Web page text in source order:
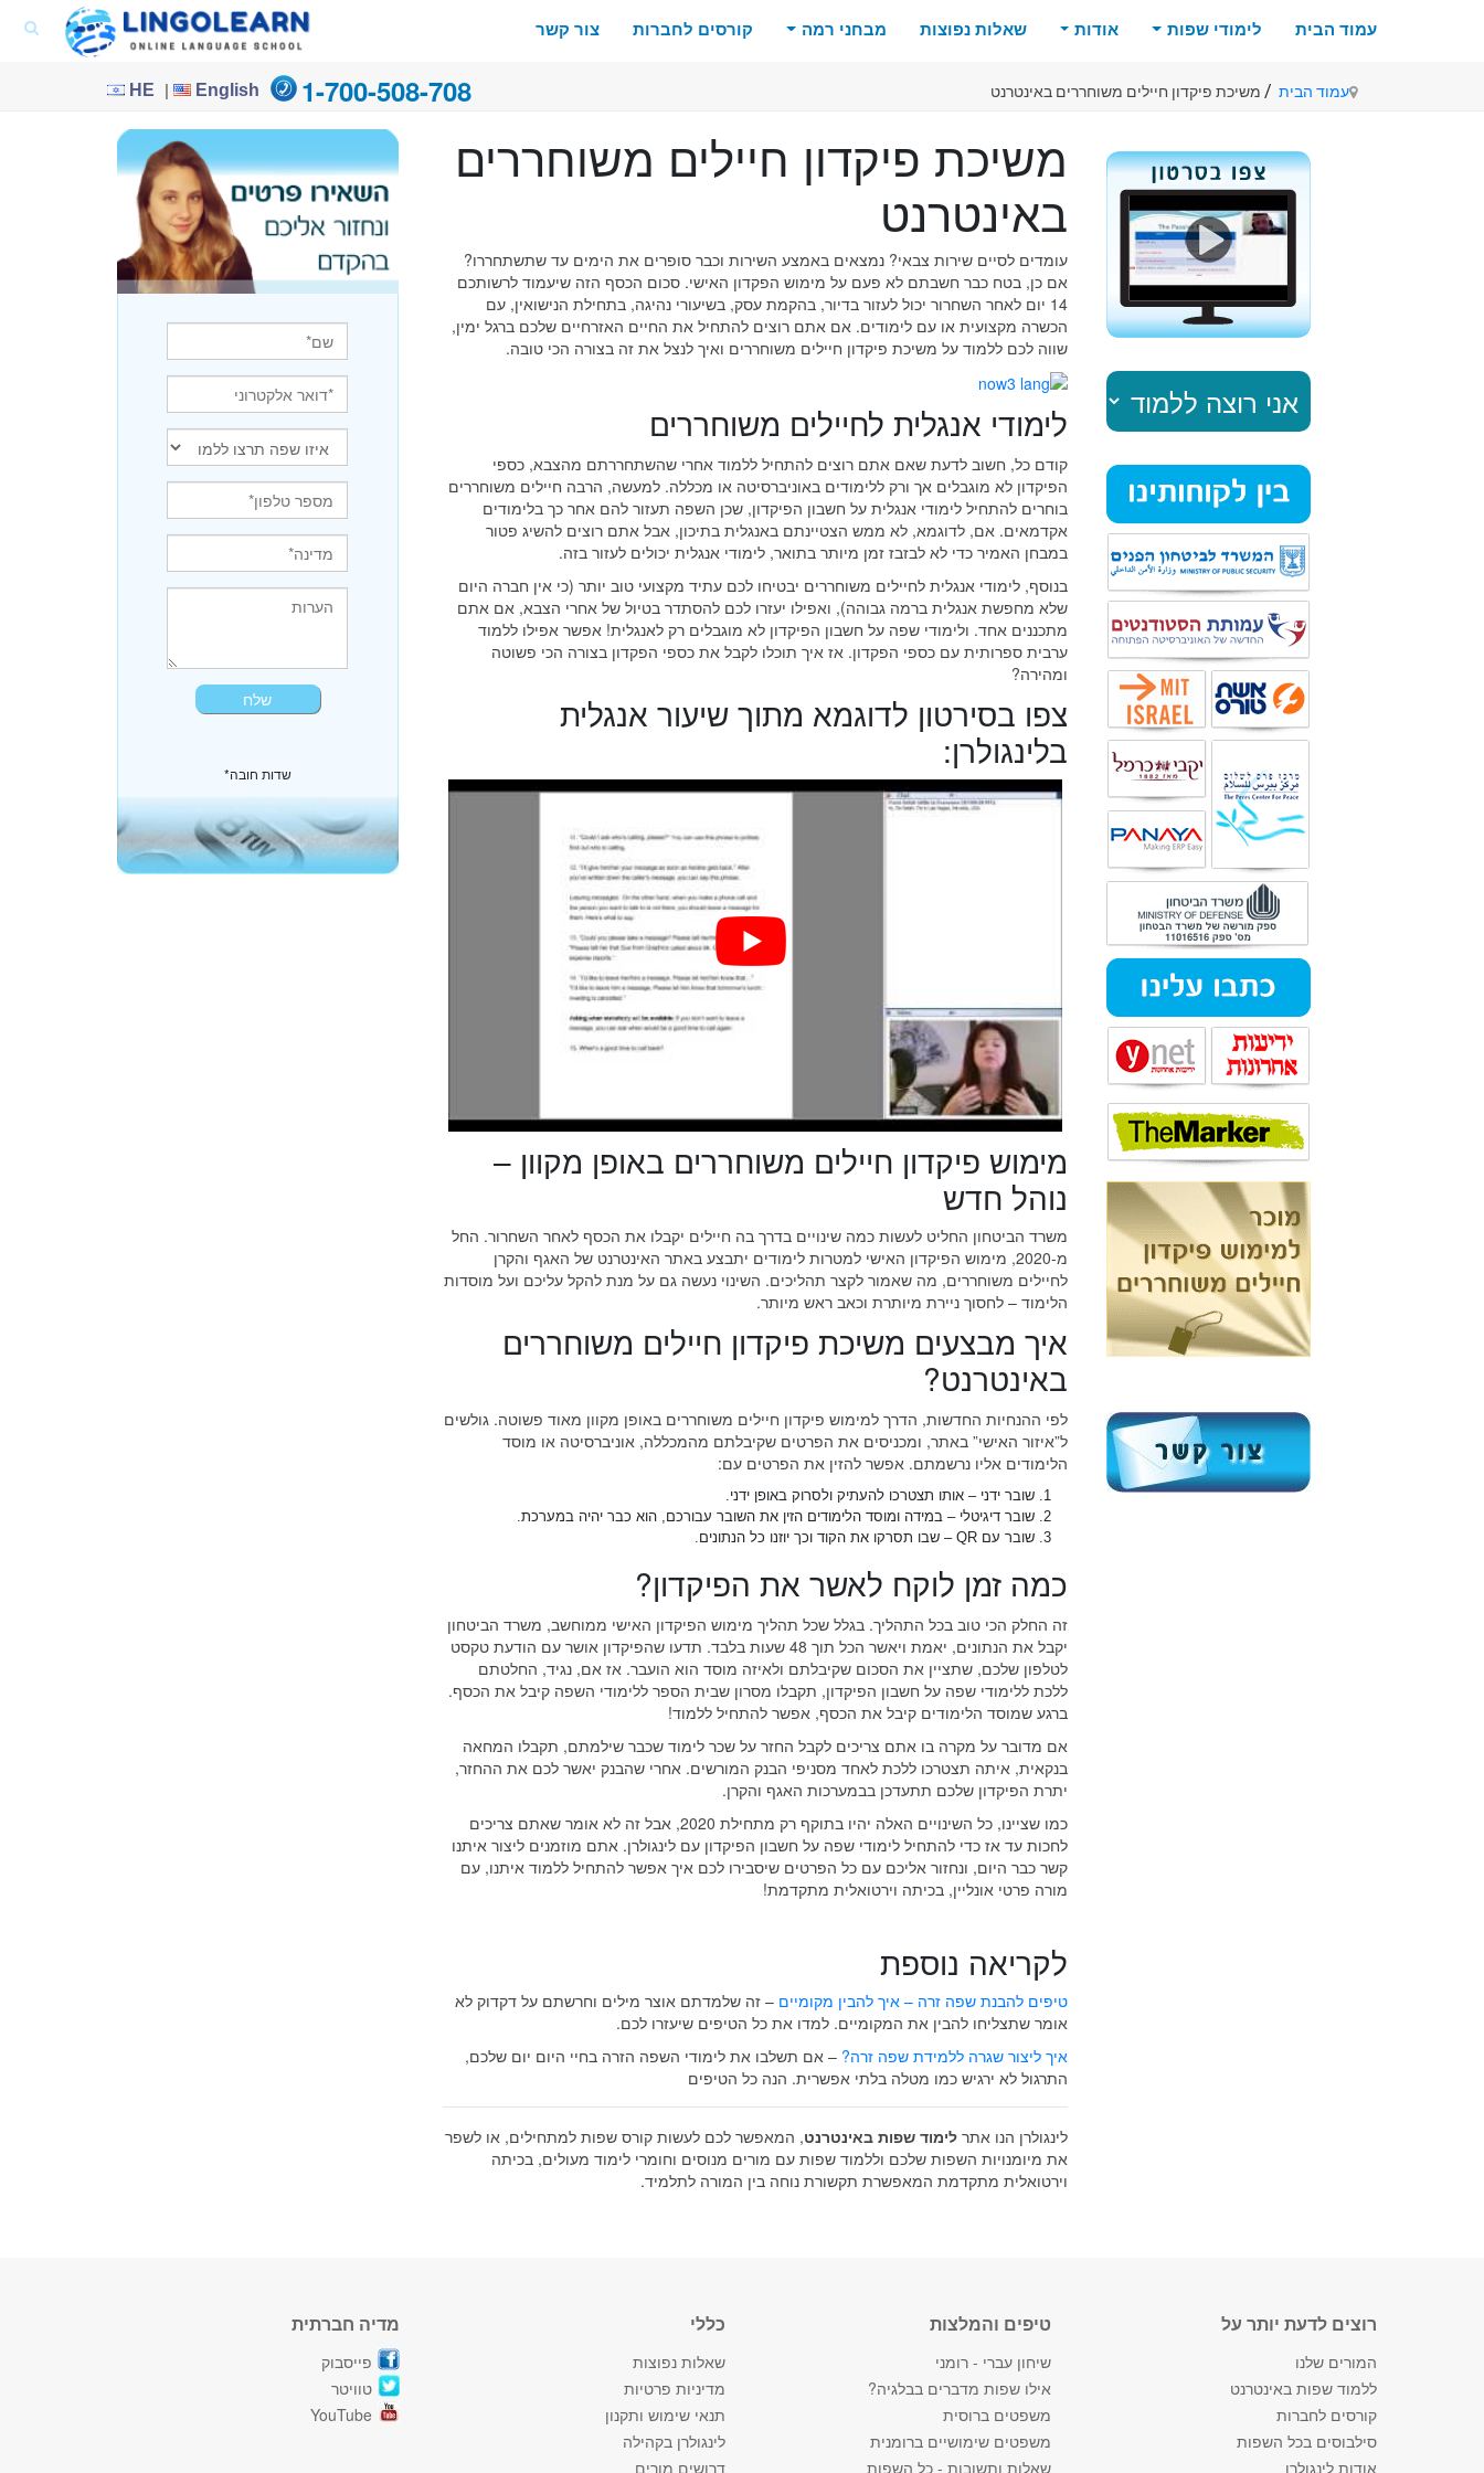
עמוד הבית לימודי שפות אודות שאלות נפוצות מבחני רמה קורסים לחברות צור קשר
HE | English 1-700-508-708 עמוד הבית / משיכת פיקדון חיילים משוחררים באינטרנט
משיכת פיקדון חיילים משוחררים
באינטרנט
עומדים לסיים שירות צבאי? נמצאים באמצע השירות וכבר סופרים את הימים עד שתשתחררו?
אם כן, בטח כבר חשבתם לא פעם על מימוש הפקדון האישי. סכום הכסף הזה שיעמוד לרשותכם
14 יום לאחר השחרור יכול לעזור בדיור, בהקמת עסק, בשיעורי נהיגה, בתחילת הנישואין, עם
הכשרה מקצועית או עם לימודים. אם אתם רוצים להתחיל את החיים האזרחיים שלכם ברגל ימין,
שווה לכם ללמוד על משיכת פיקדון חיילים משוחררים ואיך לנצל את זה בצורה הכי טובה.
לימודי אנגלית לחיילים משוחררים
קודם כל, חשוב לדעת שאם אתם רוצים להתחיל ללמוד אחרי שהשתחררתם מהצבא, כספי
הפיקדון לא מוגבלים אך ורק ללימודים באוניברסיטה או מכללה. למעשה, הרבה חיילים משוחררים
בוחרים להתחיל לימודי אנגלית על חשבון הפיקדון, שכן השפה תעזור להם אחר כך בלימודים
אקדמאים. אם, לדוגמא, לא ממש הצטיינתם באנגלית בתיכון, אבל אתם רוצים להשיג פטור
במבחן האמיר כדי לא לבזבז זמן מיותר בתואר, לימודי אנגלית יכולים לעזור בזה.
בנוסף, לימודי אנגלית לחיילים משוחררים יבטיחו לכם עתיד מקצועי טוב יותר (כי אין חברה היום
שלא מחפשת אנגלית ברמה גבוהה), ואפילו יעזרו לכם להסתדר בטיול של אחרי הצבא, אם אתם
מתכננים אחד. ולימודי שפה על חשבון הפיקדון לא מוגבלים רק לאנגלית! אפשר אפילו ללמוד
ערבית ספרותית עם כספי הפקדון. אז איך תוכלו לקבל את כספי הפקדון בצורה הכי פשוטה
ומהירה?
צפו בסירטון לדוגמא מתוך שיעור אנגלית
בלינגולרן:
מימוש פיקדון חיילים משוחררים באופן מקוון –
נוהל חדש
משרד הביטחון החליט לעשות כמה שינויים בדרך בה חיילים יקבלו את הכסף לאחר השחרור. החל
מ-2020, מימוש הפיקדון האישי למטרות לימודים יתבצע באתר האינטרנט של האגף והקרן
לחיילים משוחררים, מה שאמור לקצר תהליכים. השינוי נעשה גם על מנת להקל עליכם ועל מוסדות
הלימוד – לחסוך ניירת מיותרת וכאב ראש מיותר.
איך מבצעים משיכת פיקדון חיילים משוחררים
באינטרנט?
לפי ההנחיות החדשות, הדרך למימוש פיקדון חיילים משוחררים באופן מקוון מאוד פשוטה. גולשים
ל”איזור האישי” באתר, ומכניסים את הפרטים שקיבלתם מהמכללה, אוניברסיטה או מוסד
הלימודים אליו נרשמתם. אפשר להזין את הפרטים עם:
שובר ידני – אותו תצטרכו להעתיק ולסרוק באופן ידני.
שובר דיגיטלי – במידה ומוסד הלימודים הזין את השובר עבורכם, הוא כבר יהיה במערכת.
שובר עם QR – שבו תסרקו את הקוד וכך יוזנו כל הנתונים.
כמה זמן לוקח לאשר את הפיקדון?
זה החלק הכי טוב בכל התהליך. בגלל שכל תהליך מימוש הפיקדון האישי ממוחשב, משרד הביטחון
יקבל את הנתונים, יאמת ויאשר הכל תוך 48 שעות בלבד. תדעו שהפיקדון אושר עם הודעת טקסט
לטלפון שלכם, שתציין את הסכום שקיבלתם ולאיזה מוסד הוא הועבר. אז אם, נגיד, החלטתם
ללכת ללימודי שפה על חשבון הפיקדון, תקבלו מסרון שבית הספר ללימודי השפה קיבל את הכסף.
ברגע שמוסד הלימודים קיבל את הכסף, אפשר להתחיל ללמוד!
אם מדובר על מקרה בו אתם צריכים לקבל החזר על שכר לימוד שכבר שילמתם, תקבלו המחאה
בנקאית, איתה תצטרכו ללכת לאחד מסניפי הבנק המורשים. אחרי שהבנק יאשר לכם את ההחזר,
יתרת הפיקדון שלכם תתעדכן בבמערכות האגף והקרן.
כמו שציינו, כל השינויים האלה יהיו בתוקף רק מתחילת 2020, אבל זה לא אומר שאתם צריכים
לחכות עד אז כדי להתחיל לימודי שפה על חשבון הפיקדון עם לינגולרן. אתם מוזמנים ליצור איתנו
קשר כבר היום, ונחזור אליכם עם כל הפרטים שיסבירו לכם איך אפשר להתחיל ללמוד איתנו, עם
מורה פרטי אונליין, בכיתה וירטואלית מתקדמת!
לקריאה נוספת
טיפים להבנת שפה זרה – איך להבין מקומיים – זה שלמדתם אוצר מילים וחרשתם על דקדוק לא
אומר שתצליחו להבין את המקומיים. למדו את כל הטיפים שיעזרו לכם.
איך ליצור שגרה ללמידת שפה זרה? – אם תשלבו את לימודי השפה הזרה בחיי היום יום שלכם,
התרגול לא ירגיש כמו מטלה בלתי אפשרית. הנה כל הטיפים
לינגולרן הנו אתר לימוד שפות באינטרנט, המאפשר לכם לעשות קורס שפות למתחילים, או לשפר
את מיומנויות השפות שלכם וללמוד שפות עם מורים מנוסים וחומרי לימוד מעולים, בכיתה
וירטואלית מתקדמת המאפשרת תקשורת נוחה בין המורה לתלמיד.
*שדות חובה
רוצים לדעת יותר על
המורים שלנו
ללמוד שפות באינטרנט
קורסים לחברות
סילבוסים בכל השפות
אודות לינגולרן
טיפים והמלצות
שיחון עברי - רומני
אילו שפות מדברים בבלגיה?
משפטים ברוסית
משפטים שימושיים ברומנית
שאלות ותשובות - כל השפות
כללי
שאלות נפוצות
מדיניות פרטיות
תנאי שימוש ותקנון
לינגולרן בקהילה
דרושים מורים
מדיה חברתית
פייסבוק
טוויטר
YouTube